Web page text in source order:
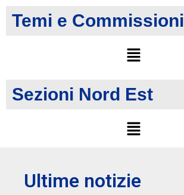
Temi e Commissioni
Sezioni Nord Est
Ultime notizie